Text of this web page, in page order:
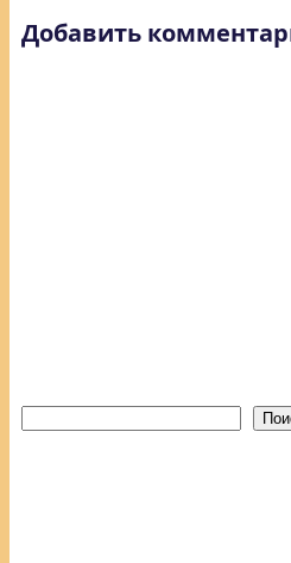
Добавить